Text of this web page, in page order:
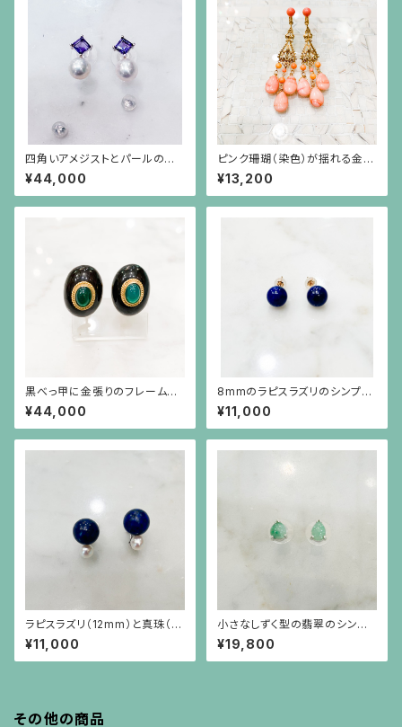
四角いアメジストとパールのシ
ルバー枠のピアス(シルバーポス
ト）
¥44,000
ピンク珊瑚（染色）が揺れる金色
のオリエンタルなイヤリング
¥13,200
黒べっ甲に金張りのフレームに
グリーン瑪瑙のイヤリング
¥44,000
8mmのラピスラズリのシンプル
なピアス（10金ポスト）
¥11,000
ラピスラズリ（12mm）と真珠（6
mmアップ）を重ねたようなデザ
インのイヤリング
¥11,000
小さなしずく型の翡翠のシンプ
ルなシルバー枠のピアス（シルバ
ーポスト）
¥19,800
その他の商品